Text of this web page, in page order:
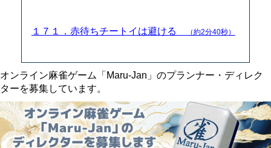
１７１．赤待ちチートイは避ける （約2分40秒）
オンライン麻雀ゲーム「Maru-Jan」のプランナー・ディレク
ターを募集しています。